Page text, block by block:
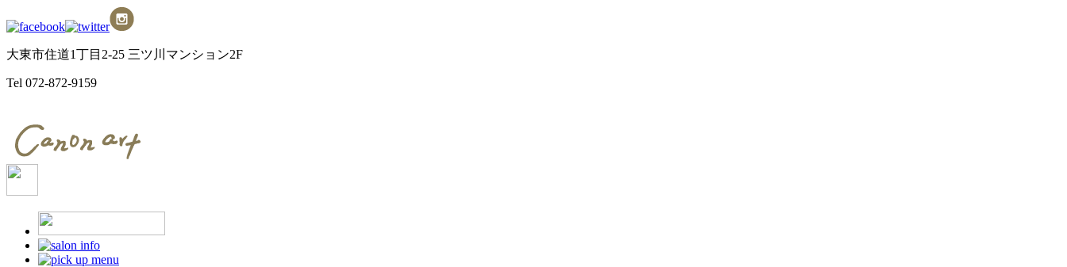
大東市住道1丁目2-25 三ツ川マンション2F
Tel 072-872-9159